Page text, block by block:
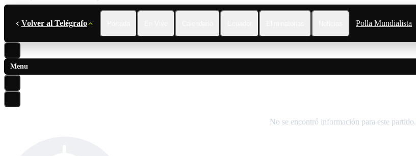
Volver al Telégrafo Polla Mundialista
Menu
No se encontró información para este partido.